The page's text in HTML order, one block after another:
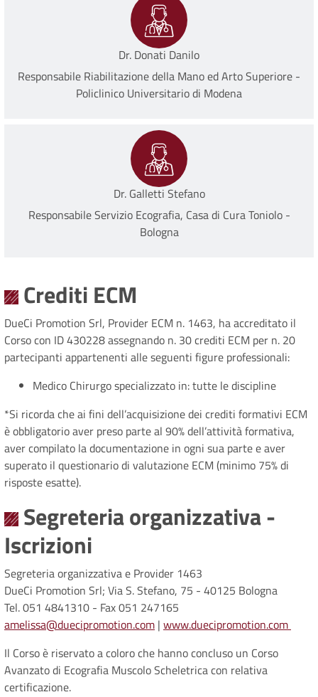
Dr. Donati Danilo
Responsabile Riabilitazione della Mano ed Arto Superiore -
Policlinico Universitario di Modena
Dr. Galletti Stefano
Responsabile Servizio Ecografia, Casa di Cura Toniolo -
Bologna
Crediti ECM
DueCi Promotion Srl, Provider ECM n. 1463, ha accreditato il
Corso con ID 430228 assegnando n. 30 crediti ECM per n. 20
partecipanti appartenenti alle seguenti figure professionali:
Medico Chirurgo specializzato in: tutte le discipline
*Si ricorda che ai fini dell’acquisizione dei crediti formativi ECM
è obbligatorio aver preso parte al 90% dell’attività formativa,
aver compilato la documentazione in ogni sua parte e aver
superato il questionario di valutazione ECM (minimo 75% di
risposte esatte).
Segreteria organizzativa -
Iscrizioni
Segreteria organizzativa e Provider 1463
DueCi Promotion Srl; Via S. Stefano, 75 - 40125 Bologna
Tel. 051 4841310 - Fax 051 247165
amelissa@duecipromotion.com | www.duecipromotion.com
Il Corso è riservato a coloro che hanno concluso un Corso
Avanzato di Ecografia Muscolo Scheletrica con relativa
certificazione.